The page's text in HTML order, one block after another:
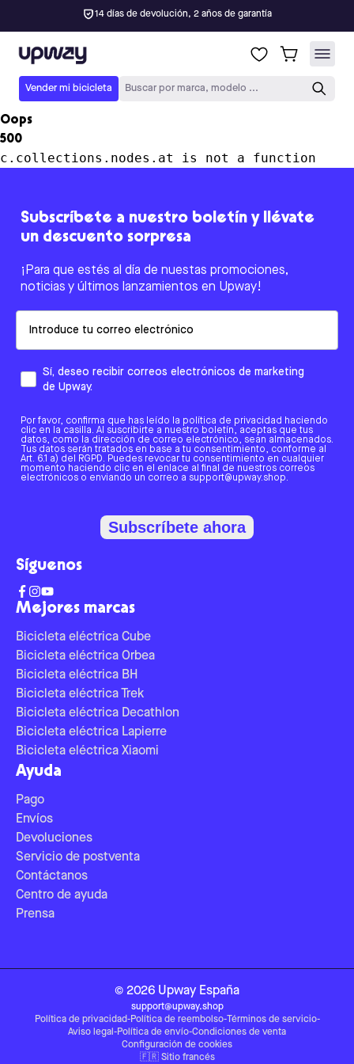
14 días de devolución, 2 años de garantía
Upway
Vender mi bicicleta Buscar por marca, modelo ...
Oops
500
c.collections.nodes.at is not a function
Mejores marcas
Bicicleta eléctrica Cube
Bicicleta eléctrica Orbea
Bicicleta eléctrica BH
Bicicleta eléctrica Trek
Bicicleta eléctrica Decathlon
Bicicleta eléctrica Lapierre
Bicicleta eléctrica Xiaomi
Ayuda
Pago
Envíos
Devoluciones
Servicio de postventa
Contáctanos
Centro de ayuda
Prensa
Subscríbete a nuestro boletín y llévate
un descuento sorpresa
¡Para que estés al día de nuestas promociones,
noticias y últimos lanzamientos en Upway!
Sí, deseo recibir correos electrónicos de marketing
de Upway.
Por favor, confirma que has leído la política de privacidad haciendo
clic en la casilla. Al suscribirte a nuestro boletín, aceptas que tus
datos, como la dirección de correo electrónico, sean almacenados.
Tus datos serán tratados en base a tu consentimiento, conforme al
Art. 6.1 a) del RGPD. Puedes revocar tu consentimiento en cualquier
momento haciendo clic en el enlace al final de nuestros correos
electrónicos o enviando un correo a support@upway.shop.
Subscríbete ahora
Síguenos
© 2026 Upway España
support@upway.shop
Política de privacidad-Política de reembolso-Términos de servicio-
Aviso legal -Política de envío-Condiciones de venta
Configuración de cookies
🇫🇷 Sitio francés